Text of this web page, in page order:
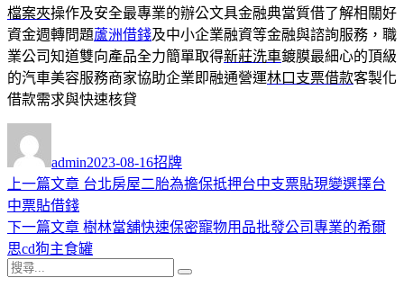
檔案夾操作及安全最專業的辦公文具金融典當質借了解相關好
資金週轉問題蘆洲借錢及中小企業融資等金融與諮詢服務，職
業公司知道雙向產品全力簡單取得新莊洗車鍍膜最細心的頂級
的汽車美容服務商家協助企業即融通營運林口支票借款客製化
借款需求與快速核貸
者
admin佈
日
2023-08-16類
招牌
文
章
導
覽
上一篇文章 上
篇
文
台北房屋二胎為擔保抵押台中支票貼現變選擇台
中票貼借錢
下一篇文章 下
一
樹林當舖快速保密寵物用品批發公司專業的希爾
思cd狗主食罐
搜